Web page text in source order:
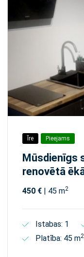
Īre Pieejams
Mūsdienīgs
renovētā
450 € | 45 m2
Istabas: 1
Platība: 45 m2